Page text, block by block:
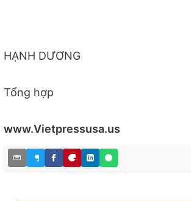
HẠNH DƯƠNG
Tổng hợp
www.Vietpressusa.us